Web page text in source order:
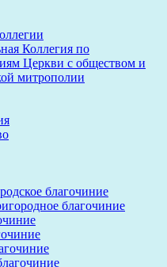
Коллегия по
Церкви с обществом и
митрополии
благочиние
благочиние